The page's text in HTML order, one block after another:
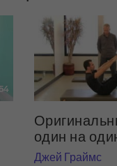
один на
Джей Граймс